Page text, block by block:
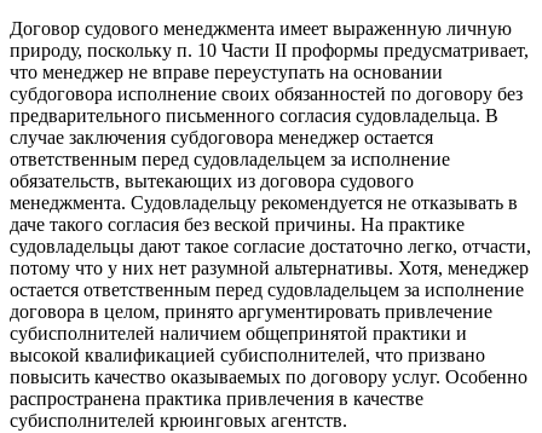
Договор судового менеджмента имеет выраженную личную
природу, поскольку п. 10 Части ІІ проформы предусматривает,
что менеджер не вправе переуступать на основании
субдоговора исполнение своих обязанностей по договору без
предварительного письменного согласия судовладельца. В
случае заключения субдоговора менеджер остается
ответственным перед судовладельцем за исполнение
обязательств, вытекающих из договора судового
менеджмента. Судовладельцу рекомендуется не отказывать в
даче такого согласия без веской причины. На практике
судовладельцы дают такое согласие достаточно легко, отчасти,
потому что у них нет разумной альтернативы. Хотя, менеджер
остается ответственным перед судовладельцем за исполнение
договора в целом, принято аргументировать привлечение
субисполнителей наличием общепринятой практики и
высокой квалификацией субисполнителей, что призвано
повысить качество оказываемых по договору услуг. Особенно
распространена практика привлечения в качестве
субисполнителей крюинговых агентств.